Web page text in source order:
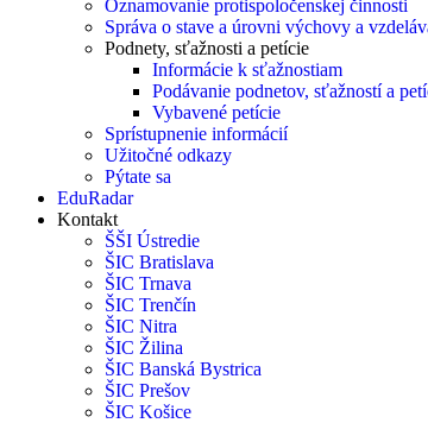
Oznamovanie protispoločenskej činnosti
Správa o stave a úrovni výchovy a
Podnety, sťažnosti a petície
Informácie k sťažnostiam
Podávanie podnetov, sťažností a
Vybavené petície
Sprístupnenie informácií
Užitočné odkazy
Pýtate sa
EduRadar
Kontakt
ŠŠI Ústredie
ŠIC Bratislava
ŠIC Trnava
ŠIC Trenčín
ŠIC Nitra
ŠIC Žilina
ŠIC Banská Bystrica
ŠIC Prešov
ŠIC Košice